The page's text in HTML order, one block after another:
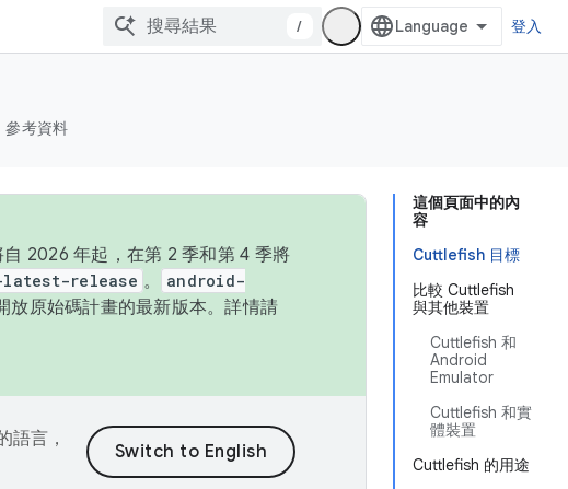
/ 登入
參考資料
這個頁面中的內
容
Cuttlefish 目標
比較 Cuttlefish
與其他裝置
Cuttlefish 和
Android
Emulator
Cuttlefish 和實
體裝置
Cuttlefish 的用途
2026 年起，在第 2 季和第 4 季將
latest-release 。
android-
原始碼計畫的最新版本。詳情請
語言，